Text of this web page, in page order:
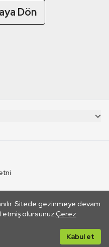
Dön
Sitede gezinmeye devam
etmiş olursunuz.Çerez
Kabul et
yoluyla gidilen dış